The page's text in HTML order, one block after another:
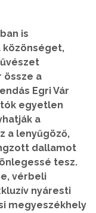
is
közönséget,
össze a
Egri Vár
egyetlen
a
a lenyűgöző,
dallamot
tesz.
vérbeli
nyáresti
megyeszékhely